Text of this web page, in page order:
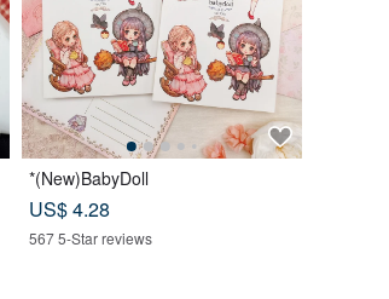
*(New)BabyDoll
US$ 4.28
567 5-Star reviews